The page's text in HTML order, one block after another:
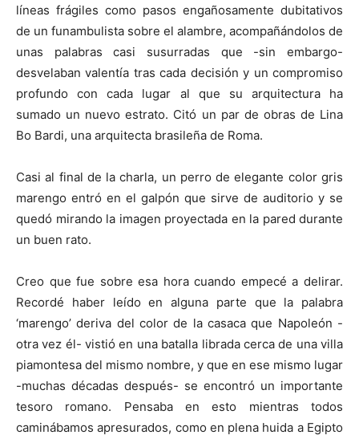
líneas frágiles como pasos engañosamente dubitativos
de un funambulista sobre el alambre, acompañándolos de
unas palabras casi susurradas que -sin embargo-
desvelaban valentía tras cada decisión y un compromiso
profundo con cada lugar al que su arquitectura ha
sumado un nuevo estrato. Citó un par de obras de Lina
Bo Bardi, una arquitecta brasileña de Roma.
Casi al final de la charla, un perro de elegante color gris
marengo entró en el galpón que sirve de auditorio y se
quedó mirando la imagen proyectada en la pared durante
un buen rato.
Creo que fue sobre esa hora cuando empecé a delirar.
Recordé haber leído en alguna parte que la palabra
‘marengo’ deriva del color de la casaca que Napoleón -
otra vez él- vistió en una batalla librada cerca de una villa
piamontesa del mismo nombre, y que en ese mismo lugar
-muchas décadas después- se encontró un importante
tesoro romano. Pensaba en esto mientras todos
caminábamos apresurados, como en plena huida a Egipto